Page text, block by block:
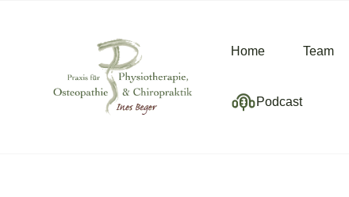
Home Team
Podcast